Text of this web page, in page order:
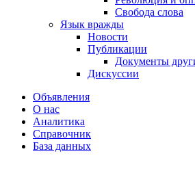
Свобода слова
Язык вражды
Новости
Публикации
Документы
Дискуссии
Объявления
О нас
Аналитика
Справочник
База данных